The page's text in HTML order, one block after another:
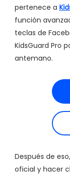
pertenece a
función
teclas de
KidsGuard Pro
antemano.
Después de
oficial y hacer